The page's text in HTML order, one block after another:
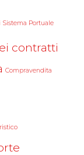
Portuale
contratti
Compravendita